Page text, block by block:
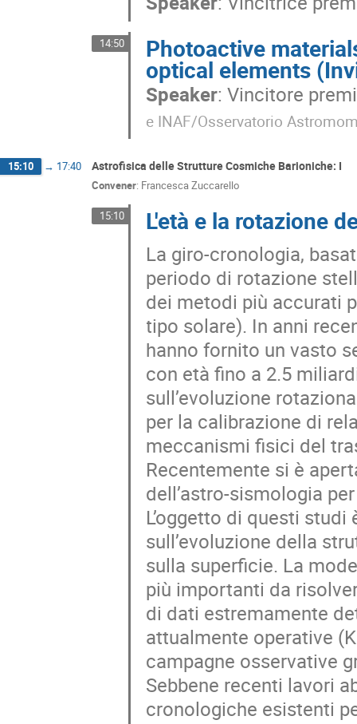
14:50 Photoactive
optical elements
Speaker:Vincitore
e INAF/Osservatorio
15:10 → 17:40 Astrofisica delle Strutture Cosmiche Barioniche: I
Convener: Francesca Zuccarello
15:10 L'età e la rotazione
La giro-cronologia,
periodo di rotazione
dei metodi più accurati
tipo solare). In anni
hanno fornito un vasto
con età fino a 2.5
sull’evoluzione
per la calibrazione di
meccanismi fisici del
Recentemente si è
dell’astro-sismologia
L’oggetto di questi
sull’evoluzione della
sulla superficie. La
più importanti da
di dati estremamente
attualmente operative
campagne osservative
Sebbene recenti lavori
cronologiche esistenti